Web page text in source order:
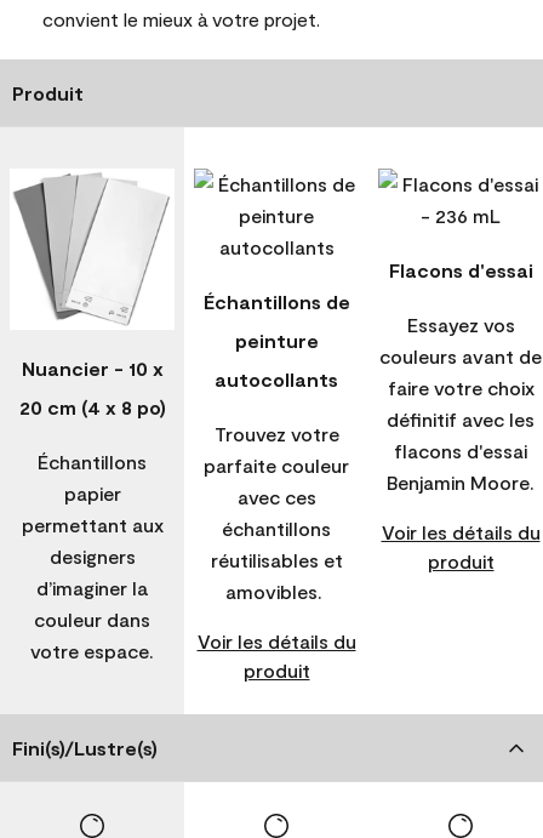
convient le mieux à votre projet.
Produit
Nuancier - 10 x
20 cm (4 x 8 po)
Échantillons
papier
permettant aux
designers
d’imaginer la
couleur dans
votre espace.
Échantillons de
peinture
autocollants
Trouvez votre
parfaite couleur
avec ces
échantillons
réutilisables et
amovibles.
Voir les détails du
produit
Flacons d'essai
Essayez vos
couleurs avant de
faire votre choix
définitif avec les
flacons d'essai
Benjamin Moore.
Voir les détails du
produit
Fini(s)/Lustre(s)